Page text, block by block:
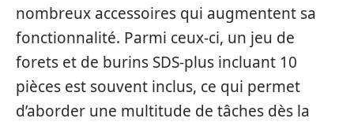
nombreux accessoires qui augmentent sa
fonctionnalité. Parmi ceux-ci, un jeu de
forets et de burins SDS-plus incluant 10
pièces est souvent inclus, ce qui permet
d’aborder une multitude de tâches dès la